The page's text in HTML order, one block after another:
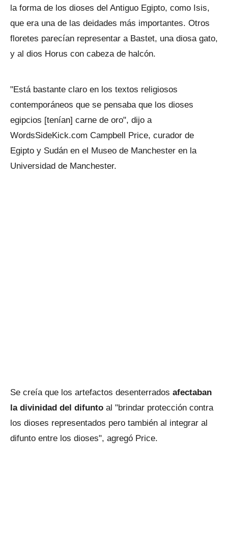
la forma de los dioses del Antiguo Egipto, como Isis,
que era una de las deidades más importantes. Otros
floretes parecían representar a Bastet, una diosa gato,
y al dios Horus con cabeza de halcón.
"Está bastante claro en los textos religiosos
contemporáneos que se pensaba que los dioses
egipcios [tenían] carne de oro", dijo a
WordsSideKick.com Campbell Price, curador de
Egipto y Sudán en el Museo de Manchester en la
Universidad de Manchester.
Se creía que los artefactos desenterrados afectaban
la divinidad del difunto al "brindar protección contra
los dioses representados pero también al integrar al
difunto entre los dioses", agregó Price.